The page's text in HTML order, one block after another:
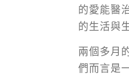
的愛能醫
的生活與
兩個多月
們而言是